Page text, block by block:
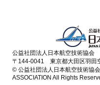
公益社団法人日本航空技術協会
〒144-0041 東京都大田区羽田
© 公益社団法人日本航空技術協
ASSOCIATION All Rights